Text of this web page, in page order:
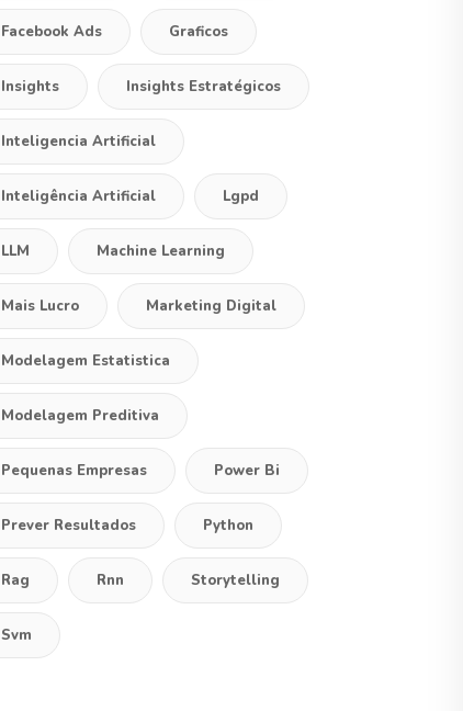
Facebook Ads Graficos
Insights Insights Estratégicos
Inteligencia Artificial
Inteligência Artificial Lgpd
LLM Machine Learning
Mais Lucro Marketing Digital
Modelagem Estatistica
Modelagem Preditiva
Pequenas Empresas Power Bi
Prever Resultados Python
Rag Rnn Storytelling
Svm